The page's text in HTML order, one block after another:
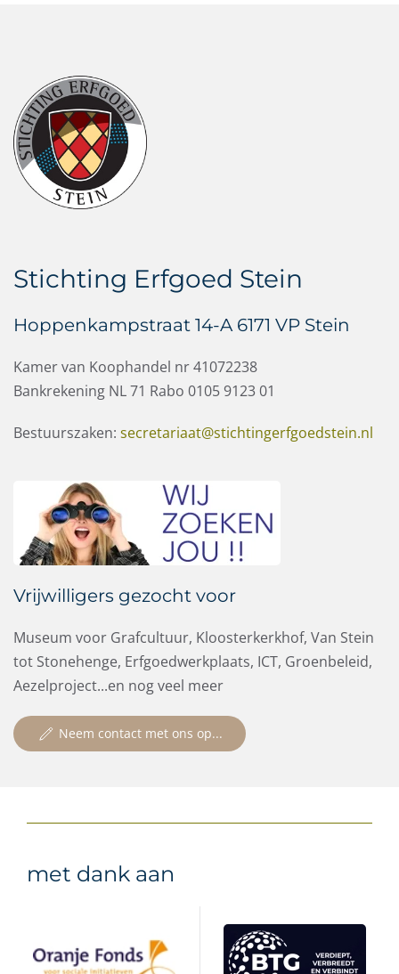
Stichting Erfgoed Stein
Hoppenkampstraat 14-A 6171 VP Stein
Kamer van Koophandel nr 41072238
Bankrekening NL 71 Rabo 0105 9123 01
Bestuurszaken: secretariaat@stichtingerfgoedstein.nl
Vrijwilligers gezocht voor
Museum voor Grafcultuur, Kloosterkerkhof, Van Stein
tot Stonehenge, Erfgoedwerkplaats, ICT, Groenbeleid,
Aezelproject...en nog veel meer
Neem contact met ons op...
met dank aan